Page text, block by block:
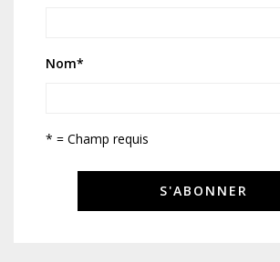
Nom*
* = Champ requis